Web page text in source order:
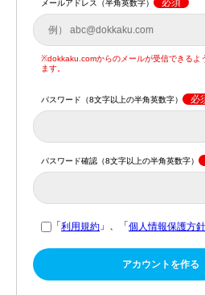
メールアドレス（半角英数字） 必須
※dokkaku.comからのメールが受信できるよ
ます。
パスワード（8文字以上の半角英数字） 必
パスワード確認（8文字以上の半角英数字）
「 利用規約 」、「 個人情報保護方針
アカウントを作る